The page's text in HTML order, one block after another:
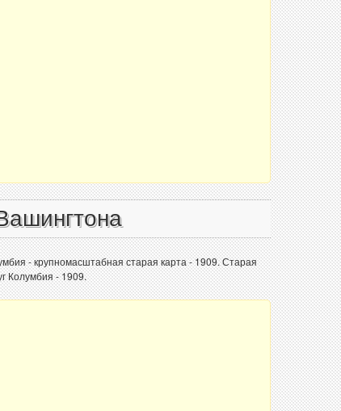
- крупномасштабная старая карта - 1909. Старая
Колумбия - 1909.